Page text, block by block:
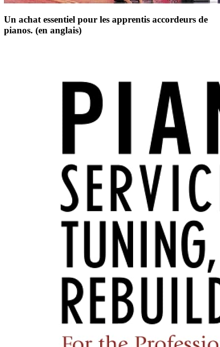
Un achat essentiel pour les apprentis accordeurs de
pianos. (en anglais)